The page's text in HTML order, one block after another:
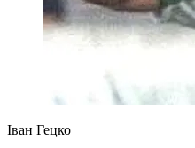
Іван Гецко